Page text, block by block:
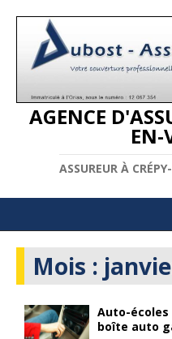
AGENCE
EN-
ASSUREUR À
Mois :
Auto-écoles
boîte auto